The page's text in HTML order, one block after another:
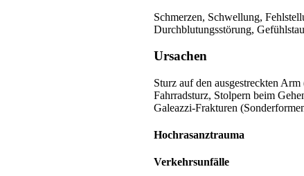
Schmerzen, Schwellung,
Durchblutungsstörung,
Ursachen
Sturz auf den ausgestreckten
Fahrradsturz, Stolpern beim
Galeazzi-Frakturen
Hochrasanztrauma
Verkehrsunfälle